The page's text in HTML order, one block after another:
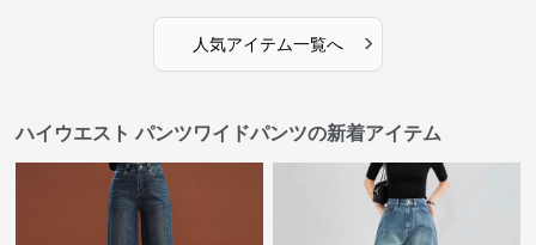
人気アイテム一覧へ ›
ハイウエスト パンツワイドパンツの新着アイテム